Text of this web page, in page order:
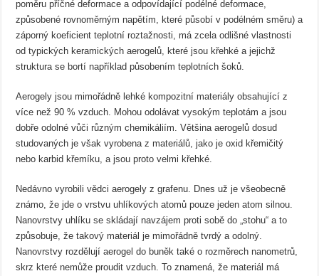
poměru příčné deformace a odpovídající podélné deformace,
způsobené rovnoměrným napětím, které působí v podélném směru) a
záporný koeficient teplotní roztažnosti, má zcela odlišné vlastnosti
od typických keramických aerogelů, které jsou křehké a jejichž
struktura se bortí například působením teplotních šoků.
Aerogely jsou mimořádně lehké kompozitní materiály obsahující z
více než 90 % vzduch. Mohou odolávat vysokým teplotám a jsou
dobře odolné vůči různým chemikáliím. Většina aerogelů dosud
studovaných je však vyrobena z materiálů, jako je oxid křemičitý
nebo karbid křemíku, a jsou proto velmi křehké.
Nedávno vyrobili vědci aerogely z grafenu. Dnes už je všeobecně
známo, že jde o vrstvu uhlíkových atomů pouze jeden atom silnou.
Nanovrstvy uhlíku se skládají navzájem proti sobě do „stohu“ a to
způsobuje, že takový materiál je mimořádně tvrdý a odolný.
Nanovrstvy rozdělují aerogel do buněk také o rozměrech nanometrů,
skrz které nemůže proudit vzduch. To znamená, že materiál má